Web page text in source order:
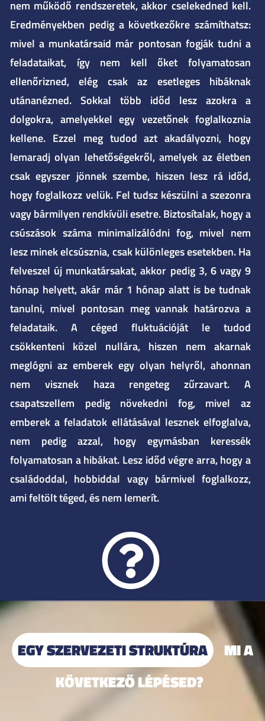
nem működő rendszeretek, akkor cselekedned kell.
Eredményekben pedig a következőkre számíthatsz:
mivel a munkatársaid már pontosan fogják tudni a
feladataikat, így nem kell őket folyamatosan
ellenőrizned, elég csak az esetleges hibáknak
utánanézned. Sokkal több időd lesz azokra a
dolgokra, amelyekkel egy vezetőnek foglalkoznia
kellene. Ezzel meg tudod azt akadályozni, hogy
lemaradj olyan lehetőségekről, amelyek az életben
csak egyszer jönnek szembe, hiszen lesz rá időd,
hogy foglalkozz velük. Fel tudsz készülni a szezonra
vagy bármilyen rendkívüli esetre. Biztosítalak, hogy a
csúszások száma minimalizálódni fog, mivel nem
lesz minek elcsúsznia, csak különleges esetekben. Ha
felveszel új munkatársakat, akkor pedig 3, 6 vagy 9
hónap helyett, akár már 1 hónap alatt is be tudnak
tanulni, mivel pontosan meg vannak határozva a
feladataik. A céged fluktuációját le tudod
csökkenteni közel nullára, hiszen nem akarnak
meglógni az emberek egy olyan helyről, ahonnan
nem visznek haza rengeteg zűrzavart. A
csapatszellem pedig növekedni fog, mivel az
emberek a feladatok ellátásával lesznek elfoglalva,
nem pedig azzal, hogy egymásban keressék
folyamatosan a hibákat. Lesz időd végre arra, hogy a
családoddal, hobbiddal vagy bármivel foglalkozz,
ami feltölt téged, és nem lemerít.
EGY SZERVEZETI STRUKTÚRA
MI A
KÖVETKEZŐ LÉPÉSED?